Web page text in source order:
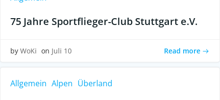
75 Jahre Sportflieger-Club Stuttgart e.V.
by WoKi on Juli 10 Read more
Allgemein Alpen Überland